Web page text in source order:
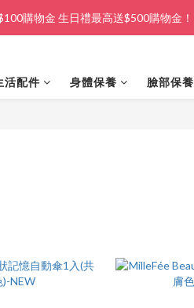
購物金 生日禮最高送$500購物金！
活配件 身體保養 臉部保養